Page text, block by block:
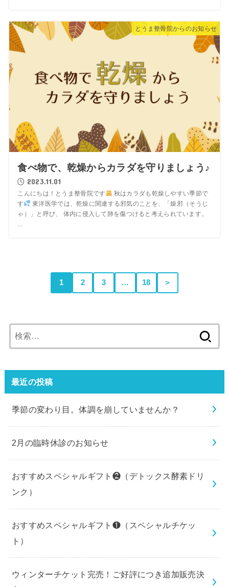
とうま整骨院からのお知らせ
食べ物で、乾燥からカラダを守りましょう♪
2023.11.01
こんにちは！とうま整骨院です
秋はカラダも乾燥しやすい季節で
す
東洋医学では、乾燥に関連する邪気のことを、「燥邪（そうじ
ゃ）」と呼び、 体内に侵入して肺を傷つけると考えられています。
1 2 3 … 18 ＞
索:
最近の投稿
季節の変わり目。体調を崩していませんか？
2月の臨時休診のお知らせ
おすすめスペシャルギフト❷（デトックス酵素ドリ
ンク）
おすすめスペシャルギフト❶（スペシャルチケッ
ト）
ウィンターチケット完売！ご好評につき追加販売決